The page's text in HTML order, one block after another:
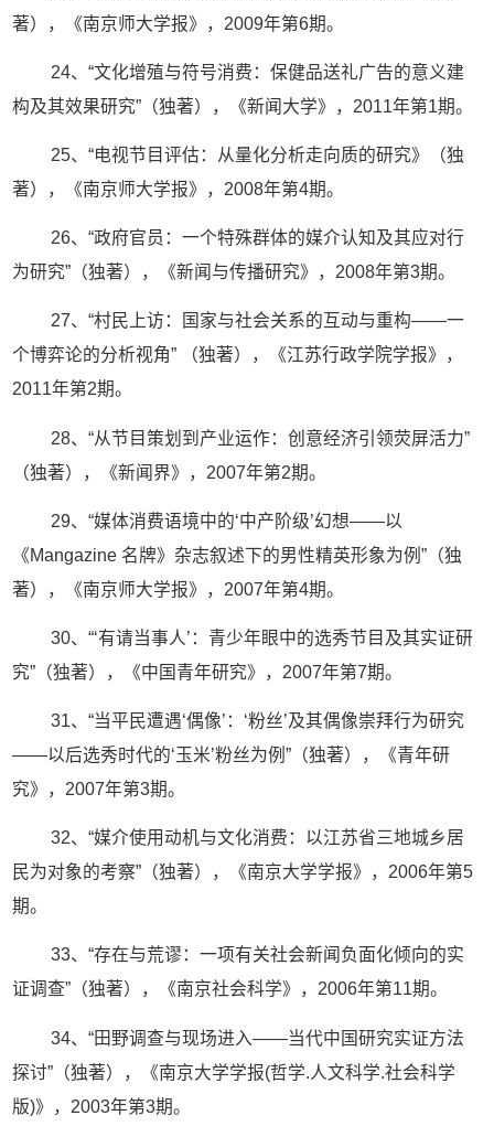
著），《南京师大学报》，2009年第6期。
24、“文化增殖与符号消费：保健品送礼广告的意义建
构及其效果研究”（独著），《新闻大学》，2011年第1期。
25、“电视节目评估：从量化分析走向质的研究》（独
著），《南京师大学报》，2008年第4期。
26、“政府官员：一个特殊群体的媒介认知及其应对行
为研究”（独著），《新闻与传播研究》，2008年第3期。
27、“村民上访：国家与社会关系的互动与重构——一
个博弈论的分析视角” （独著），《江苏行政学院学报》，
2011年第2期。
28、“从节目策划到产业运作：创意经济引领荧屏活力”
（独著），《新闻界》，2007年第2期。
29、“媒体消费语境中的‘中产阶级’幻想——以
《Mangazine 名牌》杂志叙述下的男性精英形象为例”（独
著），《南京师大学报》，2007年第4期。
30、“‘有请当事人’：青少年眼中的选秀节目及其实证研
究”（独著），《中国青年研究》，2007年第7期。
31、“当平民遭遇‘偶像’：‘粉丝’及其偶像崇拜行为研究
——以后选秀时代的‘玉米’粉丝为例”（独著），《青年研
究》，2007年第3期。
32、“媒介使用动机与文化消费：以江苏省三地城乡居
民为对象的考察”（独著），《南京大学学报》，2006年第5
期。
33、“存在与荒谬：一项有关社会新闻负面化倾向的实
证调查”（独著），《南京社会科学》，2006年第11期。
34、“田野调查与现场进入——当代中国研究实证方法
探讨”（独著），《南京大学学报(哲学.人文科学.社会科学
版)》，2003年第3期。